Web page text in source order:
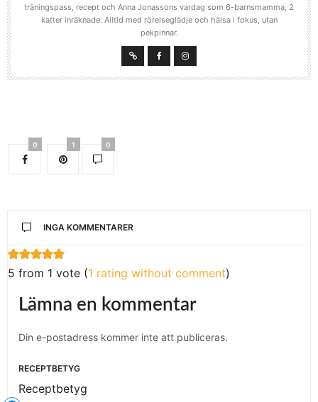
träningspass, recept och Anna Jonassons vardag som 6-barnsmamma, 2
katter inräknade. Alltid med rörelseglädje och hälsa i fokus, utan
pekpinnar.
0 1 0
INGA KOMMENTARER
5 from 1 vote (1 rating without comment)
Lämna en kommentar
Din e-postadress kommer inte att publiceras.
RECEPTBETYG
Receptbetyg